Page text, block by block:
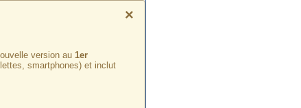
×
version au 1er
smartphones) et inclut